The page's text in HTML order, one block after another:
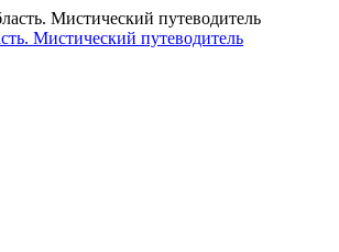
Мистический путеводитель